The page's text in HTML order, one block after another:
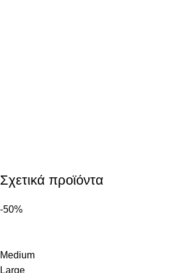
Σχετικά προϊόντα
-50%
Medium
Large